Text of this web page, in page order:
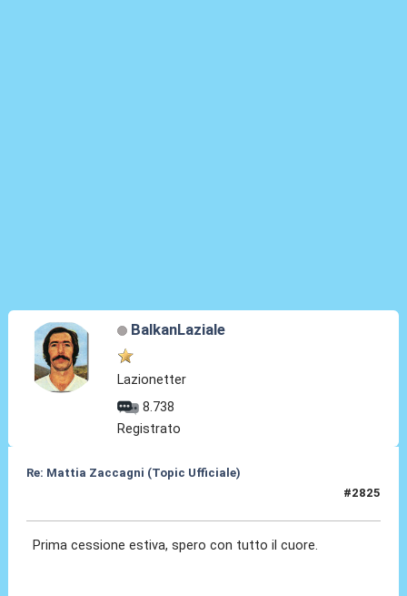
BalkanLaziale
Lazionetter
8.738
Registrato
Re: Mattia Zaccagni (Topic Ufficiale)
#2825
Prima cessione estiva, spero con tutto il cuore.